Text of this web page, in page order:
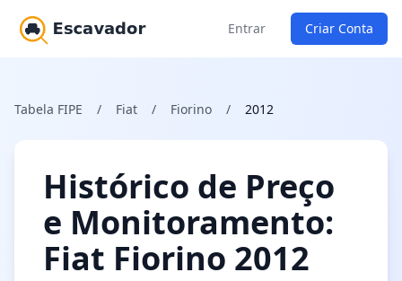
Entrar Criar Conta
Tabela FIPE / Fiat / Fiorino / 2012
Histórico de Preço
e Monitoramento:
Fiat Fiorino 2012